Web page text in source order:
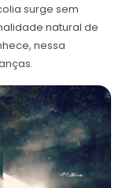
surge sem
natural de
nessa